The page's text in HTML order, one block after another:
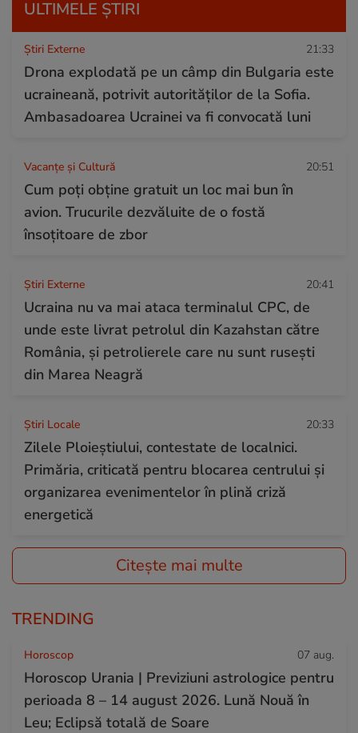
ULTIMELE ȘTIRI
Știri Externe 21:33
Drona explodată pe un câmp din Bulgaria este
ucraineană, potrivit autorităților de la Sofia.
Ambasadoarea Ucrainei va fi convocată luni
Vacanțe și Cultură 20:51
Cum poți obține gratuit un loc mai bun în
avion. Trucurile dezvăluite de o fostă
însoțitoare de zbor
Știri Externe 20:41
Ucraina nu va mai ataca terminalul CPC, de
unde este livrat petrolul din Kazahstan către
România, și petrolierele care nu sunt rusești
din Marea Neagră
Știri Locale 20:33
Zilele Ploieștiului, contestate de localnici.
Primăria, criticată pentru blocarea centrului și
organizarea evenimentelor în plină criză
energetică
Citește mai multe
TRENDING
Horoscop 07 aug.
Horoscop Urania | Previziuni astrologice pentru
perioada 8 – 14 august 2026. Lună Nouă în
Leu; Eclipsă totală de Soare